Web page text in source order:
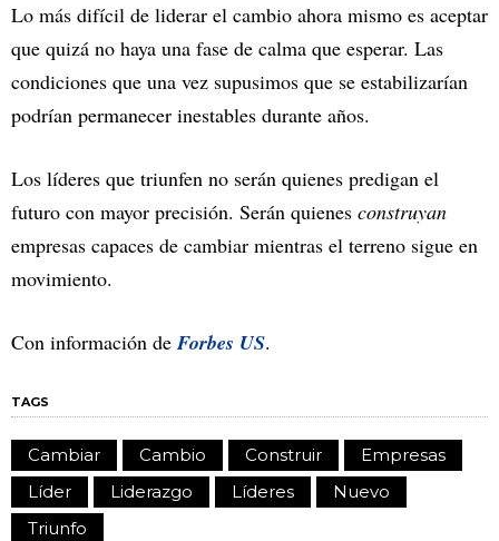
Lo más difícil de liderar el cambio ahora mismo es aceptar
que quizá no haya una fase de calma que esperar. Las
condiciones que una vez supusimos que se estabilizarían
podrían permanecer inestables durante años.
Los líderes que triunfen no serán quienes predigan el
futuro con mayor precisión. Serán quienes construyan
empresas capaces de cambiar mientras el terreno sigue en
movimiento.
Con información deForbes US.
TAGS
Cambiar Cambio Construir
Empresas
Líder
Liderazgo Líderes
Nuevo
Triunfo